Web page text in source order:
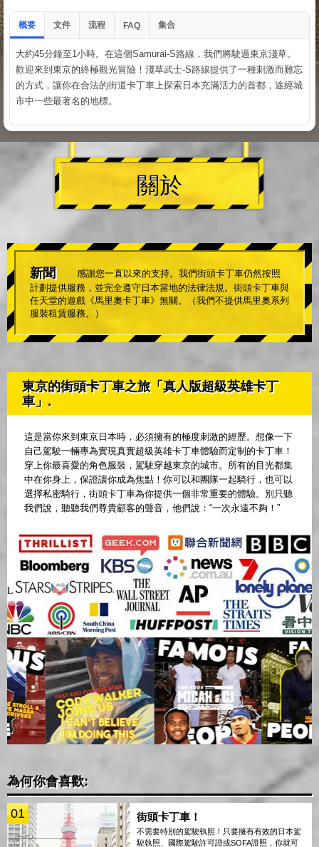
概要 文件 流程 FAQ 集合
大約45分鐘至1小時。在這個Samurai-S路線，我們將駛過東京淺草。
歡迎來到東京的終極觀光冒險！淺草武士-S路線提供了一種刺激而難忘
的方式，讓你在合法的街道卡丁車上探索日本充滿活力的首都，途經城
市中一些最著名的地標。
關於
新聞
感謝您一直以來的支持。我們街頭卡丁車仍然按照
計劃提供服務，並完全遵守日本當地的法律法規。街頭卡丁車與
任天堂的遊戲《馬里奧卡丁車》無關。（我們不提供馬里奧系列
服裝租賃服務。）
東京的街頭卡丁車之旅「真人版超級英雄卡丁
車」.
這是當你來到東京日本時，必須擁有的極度刺激的經歷。想像一下
自己駕駛一輛專為實現真實超級英雄卡丁車體驗而定制的卡丁車！
穿上你最喜愛的角色服裝，駕駛穿越東京的城市。所有的目光都集
中在你身上，保證讓你成為焦點！你可以和團隊一起騎行，也可以
選擇私密騎行，街頭卡丁車為你提供一個非常重要的體驗。別只聽
我們說，聽聽我們尊貴顧客的聲音，他們說：“一次永遠不夠！”
為何你會喜歡:
01 街頭卡丁車！
不需要特別的駕駛執照！只要擁有有效的日本駕
駛執照、國際駕駛許可證或SOFA證照，你就可